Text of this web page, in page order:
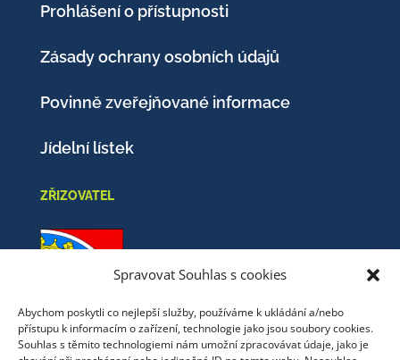
Spravovat Souhlas s cookies
Abychom poskytli co nejlepší služby, používáme k ukládání a/nebo
přístupu k informacím o zařízení, technologie jako jsou soubory cookies.
Souhlas s těmito technologiemi nám umožní zpracovávat údaje, jako je
Prohlášení o přístupnosti
Zásady ochrany osobních údajů
Povinně zveřejňované informace
Jídelní lístek
ZŘIZOVATEL
Obec Nový Oldřichov